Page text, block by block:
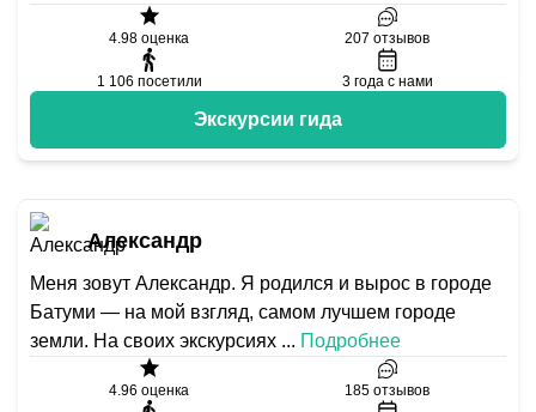
4.98 оценка 207 отзывов
1 106 посетили 3 года с нами
Экскурсии гида
Александр
Меня зовут Александр. Я родился и вырос в городе
Батуми — на мой взгляд, самом лучшем городе
земли. На своих экскурсиях ... Подробнее
4.96 оценка 185 отзывов